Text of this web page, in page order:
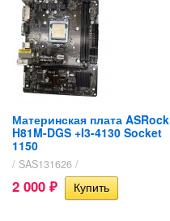
Материнская плата ASRock
H81M-DGS +I3-4130 Socket
1150
/ SAS131626 /
2 000 ₽